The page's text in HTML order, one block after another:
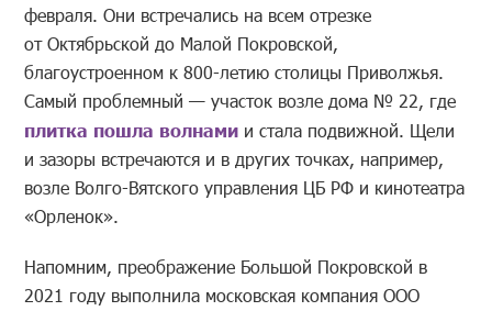
февраля. Они встречались на всем отрезке
от Октябрьской до Малой Покровской,
благоустроенном к 800-летию столицы Приволжья.
Самый проблемный — участок возле дома № 22, где
плитка пошла волнами и стала подвижной. Щели
и зазоры встречаются и в других точках, например,
возле Волго-Вятского управления ЦБ РФ и кинотеатра
«Орленок».
Напомним, преображение Большой Покровской в
2021 году выполнила московская компания ООО